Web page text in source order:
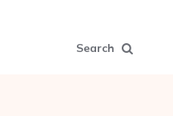
Search